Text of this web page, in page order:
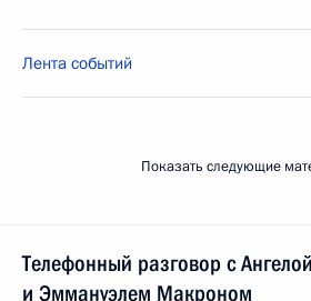
Лента событий
Показать следующие
Телефонный разговор с
и Эммануэлем Макроном